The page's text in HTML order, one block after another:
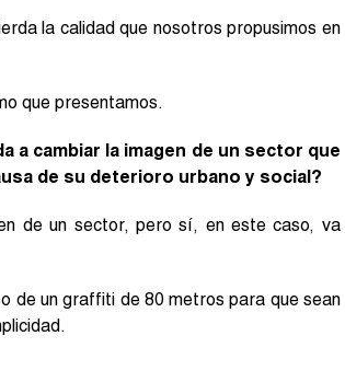
la calidad que nosotros propusimos en
que presentamos.
a cambiar la imagen de un sector que
de su deterioro urbano y social?
de un sector, pero sí, en este caso, va
de un graffiti de 80 metros para que sean